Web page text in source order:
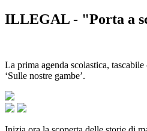
ILLEGAL - "Porta a
La prima agenda scolastica,
‘Sulle nostre gambe’.